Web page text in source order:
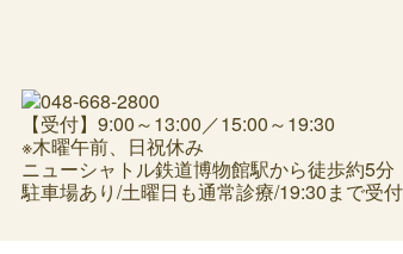
【受付】9:00～13:00／15:00～19:30
※木曜午前、日祝休み
ニューシャトル鉄道博物館駅から徒歩約5分
駐車場あり/土曜日も通常診療/19:30まで受付